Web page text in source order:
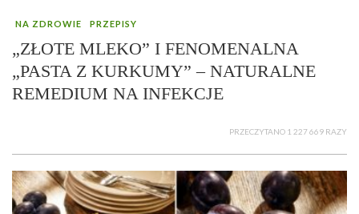
NA ZDROWIE PRZEPISY
„ZŁOTE MLEKO” I FENOMENALNA
„PASTA Z KURKUMY” – NATURALNE
REMEDIUM NA INFEKCJE
PRZECZYTANO 1 227 669 RAZY